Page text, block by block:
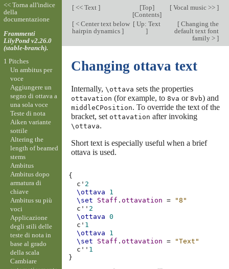
[<< Text ] [Top]
[Contents]
[Vocal music >> ]
[< Center text below
hairpin dynamics ]
[ Up: Text
]
[Changing the
default text font
family > ]
Changing ottava text
Internally, \ottava sets the properties
ottavation (for example, to 8va or 8vb) and
middleCPosition. To override the text of the
bracket, set ottavation after invoking
\ottava.
Short text is especially useful when a brief
ottava is used.
{
c' 2
\ottava
1
\set
Staff .ottavation =
"8"
c'' 2
\ottava
0
c' 1
\ottava
1
\set
Staff .ottavation =
"Text"
c'' 1
}
<< Torna all'indice
della
documentazione
Frammenti
LilyPond v2.26.0
(stable-branch).
1 Pitches
Un ambitus per
voce
Aggiungere un
segno di ottava a
una sola voce
Teste di nota
Aiken variante
sottile
Altering the
length of beamed
stems
Ambitus
Ambitus dopo
armatura di
chiave
Ambitus su più
voci
Applicazione
degli stili delle
teste di nota in
base al grado
della scala
Cambiare